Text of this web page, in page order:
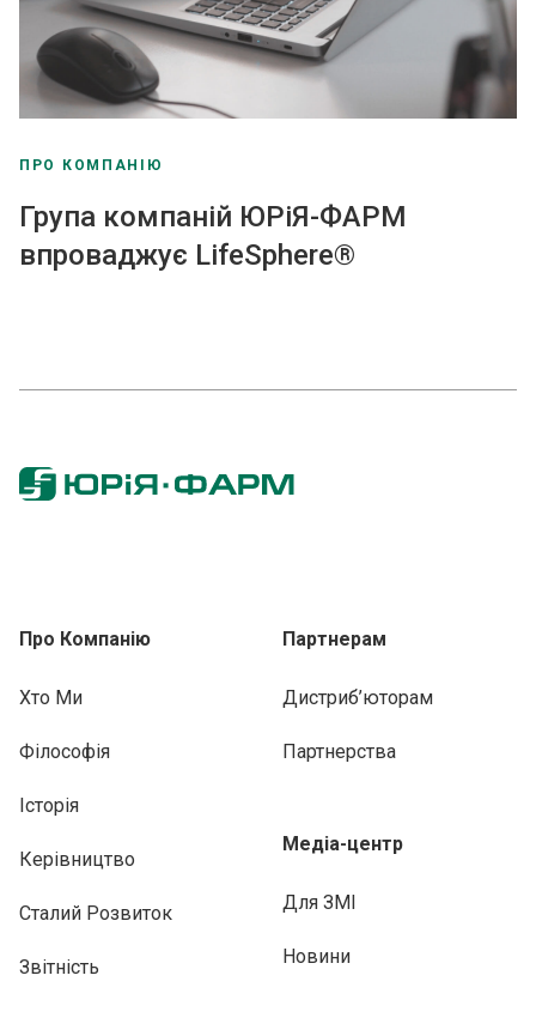
ПРО КОМПАНІЮ
Група компаній ЮРіЯ-ФАРМ
впроваджує LifeSphere®
Про Компанію
Хто Ми
Філософія
Історія
Керівництво
Сталий Розвиток
Звітність
Партнерам
Дистриб’юторам
Партнерства
Медіа-центр
Для ЗМІ
Новини